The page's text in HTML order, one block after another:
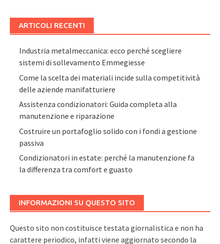
ARTICOLI RECENTI
Industria metalmeccanica: ecco perché scegliere
sistemi di sollevamento Emmegiesse
Come la scelta dei materiali incide sulla competitività
delle aziende manifatturiere
Assistenza condizionatori: Guida completa alla
manutenzione e riparazione
Costruire un portafoglio solido con i fondi a gestione
passiva
Condizionatori in estate: perché la manutenzione fa
la differenza tra comfort e guasto
INFORMAZIONI SU QUESTO SITO
Questo sito non costituisce testata giornalistica e non ha
carattere periodico, infatti viene aggiornato secondo la